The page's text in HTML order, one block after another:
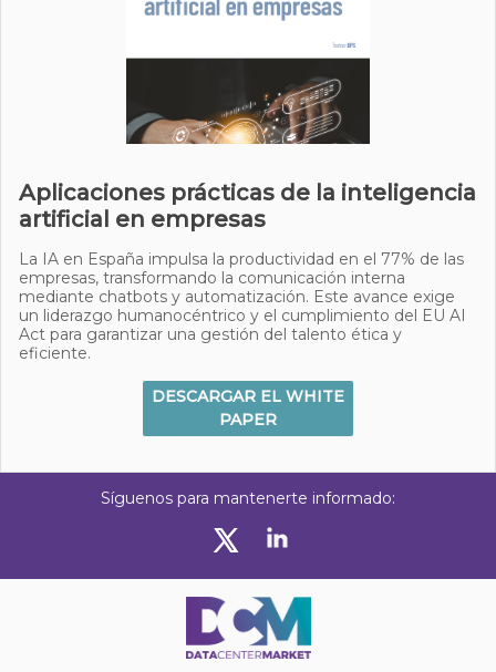
Aplicaciones prácticas de la inteligencia
artificial en empresas
La IA en España impulsa la productividad en el 77% de las
empresas, transformando la comunicación interna
mediante chatbots y automatización. Este avance exige
un liderazgo humanocéntrico y el cumplimiento del EU AI
Act para garantizar una gestión del talento ética y
eficiente.
DESCARGAR EL WHITE
PAPER
Síguenos para mantenerte informado: